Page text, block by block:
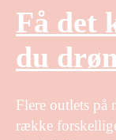
Få det
du
Flere outlets på
række